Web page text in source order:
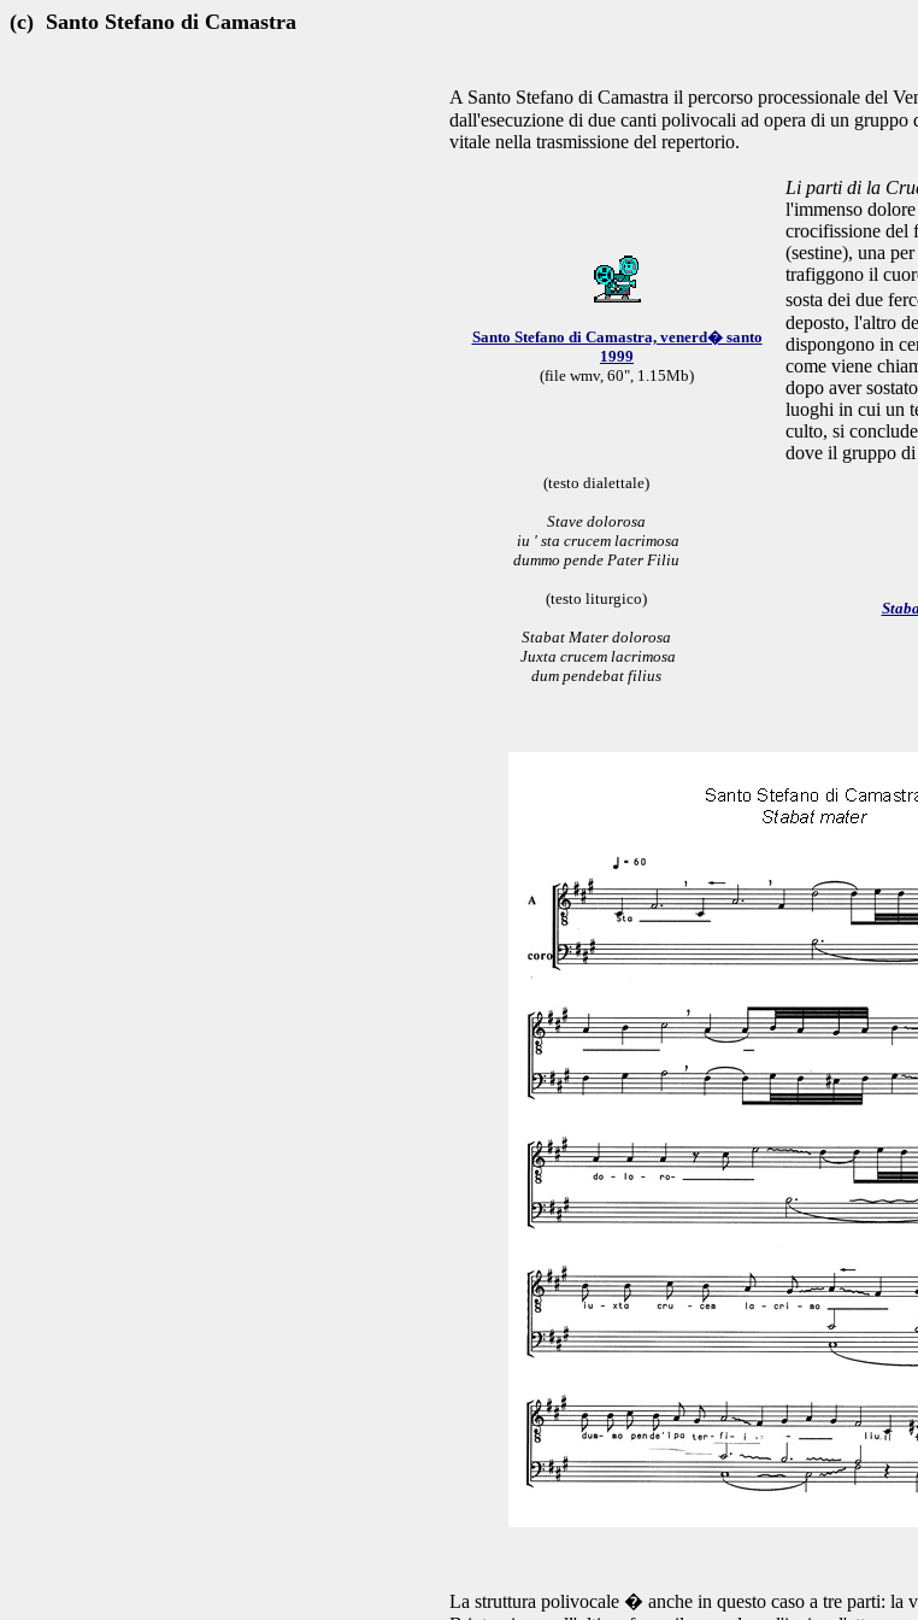
(c) Santo Stefano di Camastra
A Santo Stefano di Camastra il percorso processionale del
dall'esecuzione di due canti polivocali ad opera di un gruppo
vitale nella trasmissione del repertorio.
Santo Stefano di Camastra, venerd� santo
1999
(file wmv, 60", 1.15Mb)
Li parti di la
l'immenso
crocifissione del
(sestine), una
trafiggono il
sosta dei due
deposto, l'altro
dispongono in
come viene
dopo aver
luoghi in cui un
culto, si
dove il gruppo
(testo dialettale)
Stave dolorosa
iu ' sta crucem lacrimosa
dummo pende Pater Filiu
(testo liturgico)
Stabat Mater dolorosa
Juxta crucem lacrimosa
dum pendebat filius
La struttura polivocale � anche in questo caso a tre parti: la